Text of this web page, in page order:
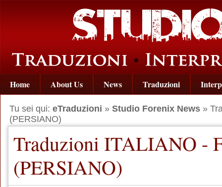
Home About Us News Traduzioni
Tu sei qui: eTraduzioni » Studio Forenix News »
(PERSIANO)
Traduzioni ITALIANO -
(PERSIANO)